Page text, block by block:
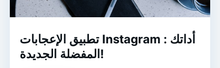
تطبيق الإعجابات Instagram : أداتك
المفضلة الجديدة!